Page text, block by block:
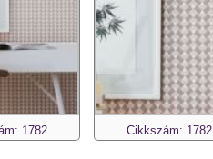
1782 Cikkszám: 1782